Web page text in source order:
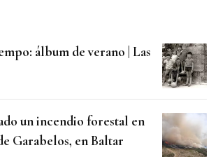
álbum de verano | Las
un incendio forestal en
Garabelos, en Baltar